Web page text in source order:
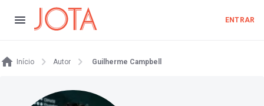
ENTRAR
Início Autor Guilherme Campbell